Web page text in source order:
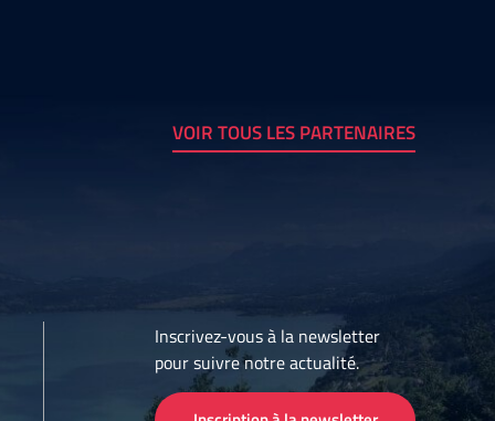
VOIR TOUS LES PARTENAIRES
Inscrivez-vous à la newsletter
pour suivre notre actualité.